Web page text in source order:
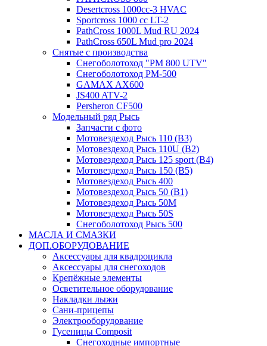
Desertcross 1000cc-3 HVAC
Sportcross 1000 cc LT-2
PathCross 1000L Mud RU 2024
PathCross 650L Mud pro 2024
Снятые с производства
Снегоболотоход "РМ 800 UTV"
Снегоболотоход РМ-500
GAMAX AX600
JS400 ATV-2
Persheron CF500
Модельный ряд Рысь
Запчасти с фото
Мотовездеход Рысь 110 (B3)
Мотовездеход Рысь 110U (B2)
Мотовездеход Рысь 125 sport (B4)
Мотовездеход Рысь 150 (B5)
Мотовездеход Рысь 400
Мотовездеход Рысь 50 (B1)
Мотовездеход Рысь 50M
Мотовездеход Рысь 50S
Снегоболотоход Рысь 500
МАСЛА И СМАЗКИ
ДОП.ОБОРУДОВАНИЕ
Аксессуары для квадроцикла
Аксессуары для снегоходов
Крепёжные элементы
Осветительное оборудование
Накладки лыжи
Сани-прицепы
Электрооборудование
Гусеницы Composit
Снегоходные импортные